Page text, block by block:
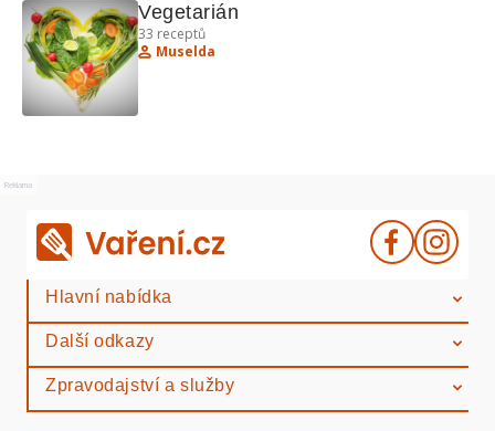
Vegetarián
33 receptů
Muselda
Reklama
Hlavní nabídka
Další odkazy
Zpravodajství a služby